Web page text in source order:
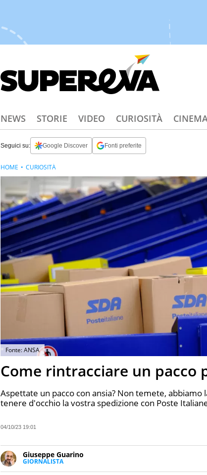
NEWS STORIE VIDEO CURIOSITÀ
Seguici su: Google Discover Fonti preferite
Fonte: ANSA
Come rintracciare un pacco
Aspettate un pacco con ansia? Non temete, abbiamo
tenere d'occhio la vostra spedizione con Poste
04/10/23 19:01
Giuseppe Guarino
GIORNALISTA
Ph(D) in Diritto Comparato e processi di integrazione
HOME CURIOSITÀ